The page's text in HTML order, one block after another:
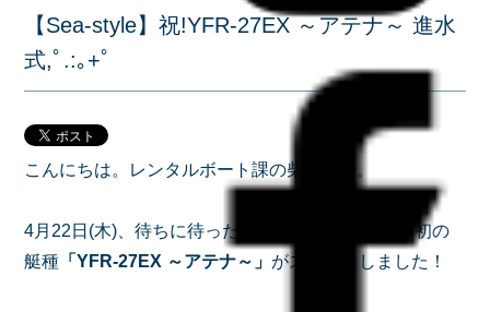
【Sea-style】祝!YFR-27EX ～アテナ～ 進水
式,ﾟ.:｡+ﾟ
こんにちは。レンタルボート課の柴田です。
4月22日(木)、待ちに待ったウラガレンタルボート初の
艇種 「YFR-27EX ～アテナ～」 がスタートしました！